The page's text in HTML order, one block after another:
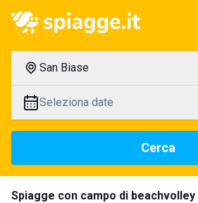
San Biase
Seleziona date
Cerca
Spiagge con campo di